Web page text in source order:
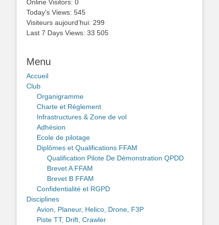
Online Visitors: 0
Today's Views: 545
Visiteurs aujourd’hui: 299
Last 7 Days Views: 33 505
Menu
Accueil
Club
Organigramme
Charte et Réglement
Infrastructures & Zone de vol
Adhésion
Ecole de pilotage
Diplômes et Qualifications FFAM
Qualification Pilote De Démonstration QPDD
Brevet A FFAM
Brevet B FFAM
Confidentialité et RGPD
Disciplines
Avion, Planeur, Helico, Drone, F3P
Piste TT, Drift, Crawler